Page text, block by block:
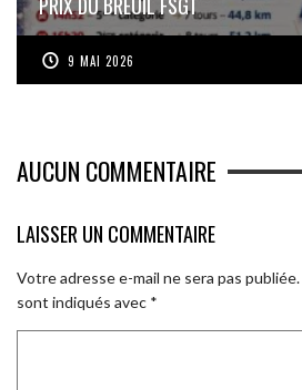
9 MAI 2026
AUCUN COMMENTAIRE
LAISSER UN COMMENTAIRE
Votre adresse e-mail ne sera pas publiée.
sont indiqués avec *